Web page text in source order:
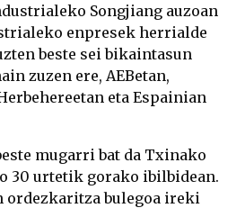
Songjiang auzoan
enpresek herrialde
beste sei bikaintasun
zuzen ere, AEBetan,
eta Espainian
mugarri bat da Txinako
30 urtetik gorako ibilbidean.
ordezkaritza bulegoa ireki